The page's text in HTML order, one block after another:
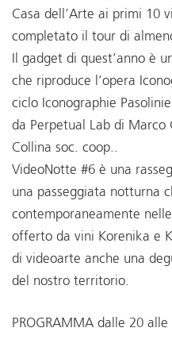
Casa dell’Arte ai primi 10
completato il tour di
Il gadget di quest’anno è
che riproduce l’opera
ciclo Iconographie
da Perpetual Lab di Marco
Collina soc. coop..
VideoNotte #6 è una
una passeggiata notturna
contemporaneamente
offerto da vini Korenika e
di videoarte anche una
del nostro territorio.
PROGRAMMA dalle 20 alle